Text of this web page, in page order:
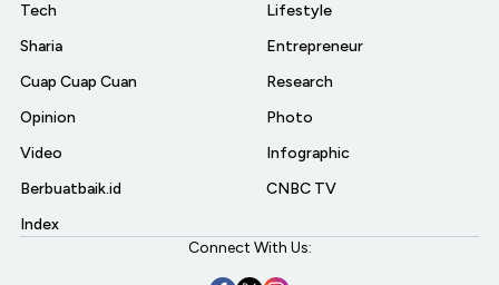
Tech
Sharia
Cuap Cuap Cuan
Opinion
Video
Berbuatbaik.id
Index
Lifestyle
Entrepreneur
Research
Photo
Infographic
CNBC TV
Connect With Us: